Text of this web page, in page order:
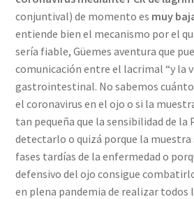
conjuntival) de momento es muy
entiende bien el mecanismo por el
sería fiable, Güemes aventura que
comunicación entre el lacrimal “y la
gastrointestinal. No sabemos
el coronavirus en el ojo o si la
tan pequeña que la sensibilidad de la
detectarlo o quizá porque la muestra
fases tardías de la enfermedad o
defensivo del ojo consigue
en plena pandemia de realizar todos